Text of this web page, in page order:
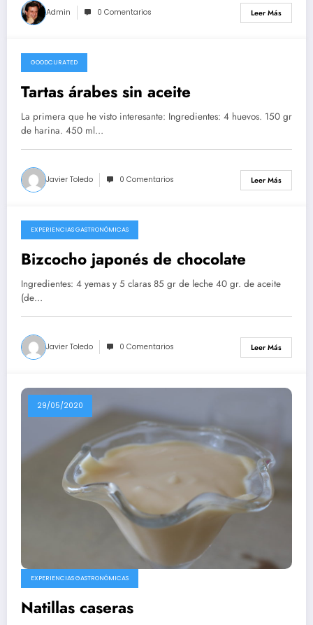
Admin 0 Comentarios Leer Más
21/02/2021
GOODCURATED
Tartas árabes sin aceite
La primera que he visto interesante: Ingredientes: 4 huevos. 150 gr
de harina. 450 ml…
Javier Toledo 0 Comentarios Leer Más
10/08/2020
EXPERIENCIAS GASTRONÓMICAS
Bizcocho japonés de chocolate
Ingredientes: 4 yemas y 5 claras 85 gr de leche 40 gr. de aceite
(de…
Javier Toledo 0 Comentarios Leer Más
29/05/2020
EXPERIENCIAS GASTRONÓMICAS
Natillas caseras